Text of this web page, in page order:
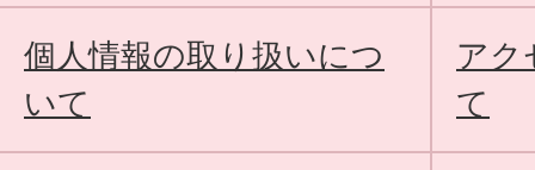
個人情報の取り扱いにつ
いて
アク
て